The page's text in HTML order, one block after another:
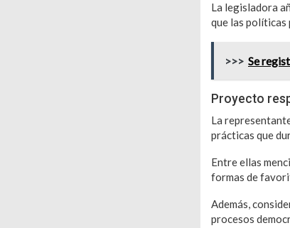
La legisladora
que las políticas
>>> Se
Proyecto
La
prácticas que
Entre ellas
formas de
Además,
procesos